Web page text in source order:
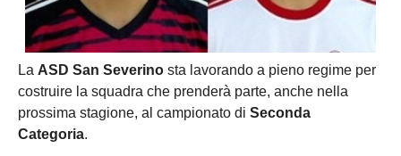
La ASD San Severino sta lavorando a pieno regime per
costruire la squadra che prenderà parte, anche nella
prossima stagione, al campionato di Seconda
Categoria.